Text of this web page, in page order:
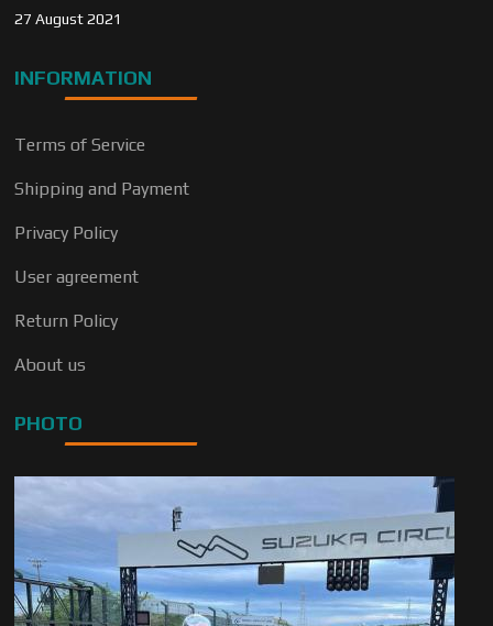
27 August 2021
INFORMATION
Terms of Service
Shipping and Payment
Privacy Policy
User agreement
Return Policy
About us
PHOTO